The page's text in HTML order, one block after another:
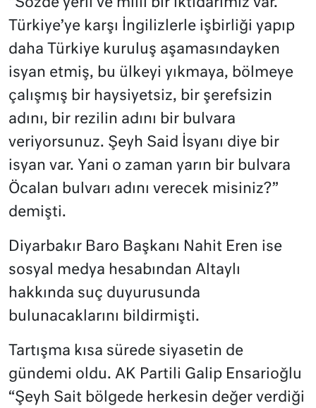
“Sözde yerli ve milli bir iktidarımız var.
Türkiye’ye karşı İngilizlerle işbirliği yapıp
daha Türkiye kuruluş aşamasındayken
isyan etmiş, bu ülkeyi yıkmaya, bölmeye
çalışmış bir haysiyetsiz, bir şerefsizin
adını, bir rezilin adını bir bulvara
veriyorsunuz. Şeyh Said İsyanı diye bir
isyan var. Yani o zaman yarın bir bulvara
Öcalan bulvarı adını verecek misiniz?”
demişti.
Diyarbakır Baro Başkanı Nahit Eren ise
sosyal medya hesabından Altaylı
hakkında suç duyurusunda
bulunacaklarını bildirmişti.
Tartışma kısa sürede siyasetin de
gündemi oldu. AK Partili Galip Ensarioğlu
“Şeyh Sait bölgede herkesin değer verdiği